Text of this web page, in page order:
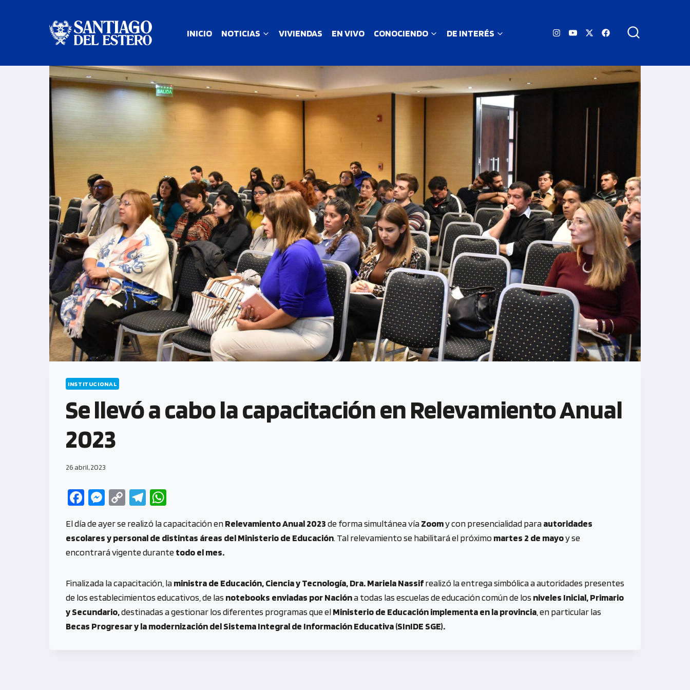
INICIO NOTICIAS VIVIENDAS EN VIVO CONOCIENDO DE INTERÉS
INSTITUCIONAL
Se llevó a cabo la capacitación en Relevamiento Anual
2023
26 abril, 2023
Fa
b
o
k
M
se
n
er
C
py
Li
k
Te
gr
a
at
s
p
p
El día de ayer se realizó la capacitación enRelevamiento Anual 2023de forma simultánea víaZoomy con presencialidad paraautoridades
escolares y personal de distintas áreas del Ministerio de Educación. Tal relevamiento se habilitará el próximomartes 2 de mayoy se
encontrará vigente durantetodo el mes.
Finalizada la capacitación, laministra de Educación, Ciencia y Tecnología, Dra. Mariela Nassifrealizó la entrega simbólica a autoridades presentes
de los establecimientos educativos, de las notebooks enviadas por Nacióna todas las escuelas de educación común de los niveles Inicial, Primario
y Secundario,destinadas a gestionar los diferentes programas que elMinisterio de Educación implementa en la provincia , en particular las
Becas Progresar y la modernización del Sistema Integral de Información Educativa (SInIDE SGE).